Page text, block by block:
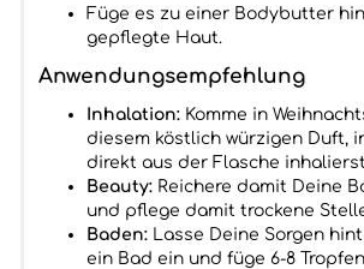
Füge es zu einer Bodybutter
gepflegte Haut.
Anwendungsempfehlung
Inhalation:Komme in
diesem köstlich würzigen Duft,
direkt aus der Flasche
Beauty:Reichere damit Deine
und pflege damit trockene
Baden:Lasse Deine Sorgen
ein Bad ein und füge 6-8